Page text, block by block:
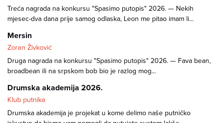
Treća nagrada na konkursu "Spasimo putopis" 2026. — Nekih
mjesec-dva dana prije samog odlaska, Leon me pitao imam li...
Mersin
Zoran Živković
Druga nagrada na konkursu "Spasimo putopis" 2026. — Fava bean,
broadbean ili na srpskom bob bio je razlog mog...
Drumska akademija 2026.
Klub putnika
Drumska akademija je projekat u kome delimo naše putničko